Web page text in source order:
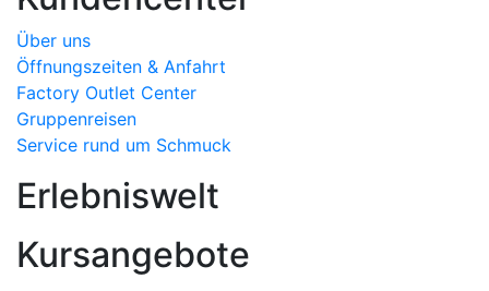
Über uns
Öffnungszeiten & Anfahrt
Factory Outlet Center
Gruppenreisen
Service rund um Schmuck
Erlebniswelt
Kursangebote